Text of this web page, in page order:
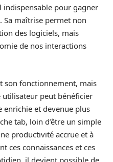
indispensable pour gagner
Sa maîtrise permet non
des logiciels, mais
de nos interactions
son fonctionnement, mais
utilisateur peut bénéficier
enrichie et devenue plus
tab, loin d’être un simple
productivité accrue et à
ces connaissances et ces
il devient possible de